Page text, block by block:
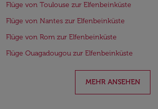
Flüge von Toulouse zur Elfenbeinküste
Flüge von Nantes zur Elfenbeinküste
Flüge von Rom zur Elfenbeinküste
Flüge Ouagadougou zur Elfenbeinküste
MEHR ANSEHEN